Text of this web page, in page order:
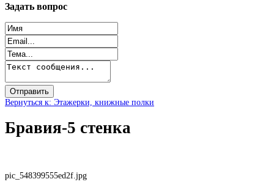
Задать вопрос
Вернуться к: Этажерки, книжные полки
Бравия-5 стенка
pic_548399555ed2f.jpg